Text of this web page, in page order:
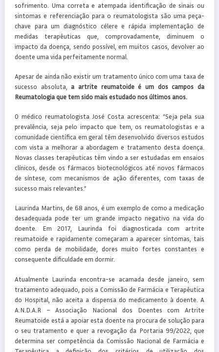
sofrimento. Uma correta e atempada identificação de sinais ou
sintomas e referenciação para o reumatologista são uma peça-
chave para um diagnóstico célere e rápida implementação de
medidas terapêuticas que, comprovadamente, diminuem o
impacto da doença, sendo possível, em muitos casos, devolver ao
doente uma vida perfeitamente normal.
Apesar de ainda não existir um tratamento único com uma taxa de
sucesso absoluta, a artrite reumatoide é um dos campos da
Reumatologia que tem sido mais estudado nos últimos anos.
O médico reumatologista José Costa acrescenta: “Seja pela sua
prevalência, seja pelo impacto que tem, os reumatologistas e a
comunidade científica em geral têm desenvolvido diversos estudos
com vista a melhorar a abordagem e tratamento desta doença.
Novas classes terapêuticas têm vindo a ser estudadas em ensaios
clínicos, desde os fármacos biotecnológicos até novos fármacos
de síntese, com mecanismos de ação diferentes, com taxas de
sucesso mais relevantes.”
Laurinda Martins, de 68 anos, é um exemplo de como a medicação
desadequada pode ter um grande impacto negativo na vida do
doente. Em 2017, Laurinda foi diagnosticada com artrite
reumatoide e rapidamente começaram a aparecer sintomas, tais
como perda de mobilidade, dores muito fortes constantes e
consequente dificuldade em dormir.
Atualmente Laurinda encontra-se acamada desde janeiro, sem
tratamento adequado, pois a Comissão de Farmácia e Terapêutica
do Hospital, não aceita a dispensa do medicamento à doente. A
A.N.D.A.R – Associação Nacional dos Doentes com Artrite
Reumatoide está a apoiar esta doente na procura de solução para
o seu tratamento e quer a revogação da Portaria 99/2022, que
determina ser competência da Comissão Nacional de Farmácia e